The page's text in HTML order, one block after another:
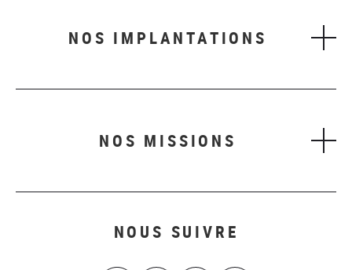
NOS IMPLANTATIONS
NOS MISSIONS
NOUS SUIVRE